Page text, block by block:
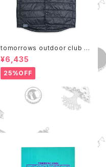
tomorrows outdoor club IN
NER VEST
¥6,435
25%OFF